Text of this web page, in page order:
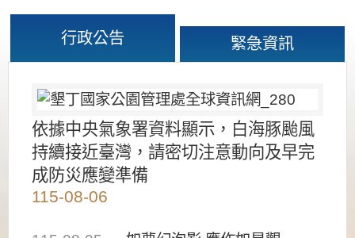
行政公告 緊急資訊
依據中央氣象署資料顯示，白海豚颱風
持續接近臺灣，請密切注意動向及早完
成防災應變準備
115-08-06